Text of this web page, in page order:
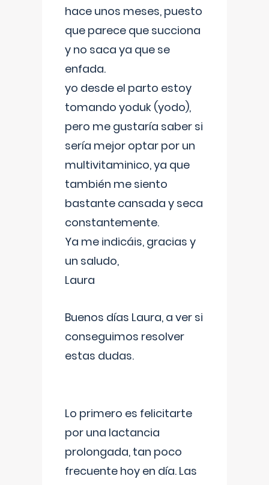
hace unos meses, puesto
que parece que succiona
y no saca ya que se
enfada.
yo desde el parto estoy
tomando yoduk (yodo),
pero me gustaría saber si
sería mejor optar por un
multivitaminico, ya que
también me siento
bastante cansada y seca
constantemente.
Ya me indicáis, gracias y
un saludo,
Laura
Buenos días Laura, a ver si
conseguimos resolver
estas dudas.
Lo primero es felicitarte
por una lactancia
prolongada, tan poco
frecuente hoy en día. Las